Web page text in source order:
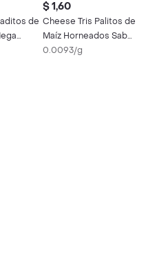
de
$ 1,60
Cheese Tris Palitos de
Maíz Horneados Sabor
Queso
0.0093/g